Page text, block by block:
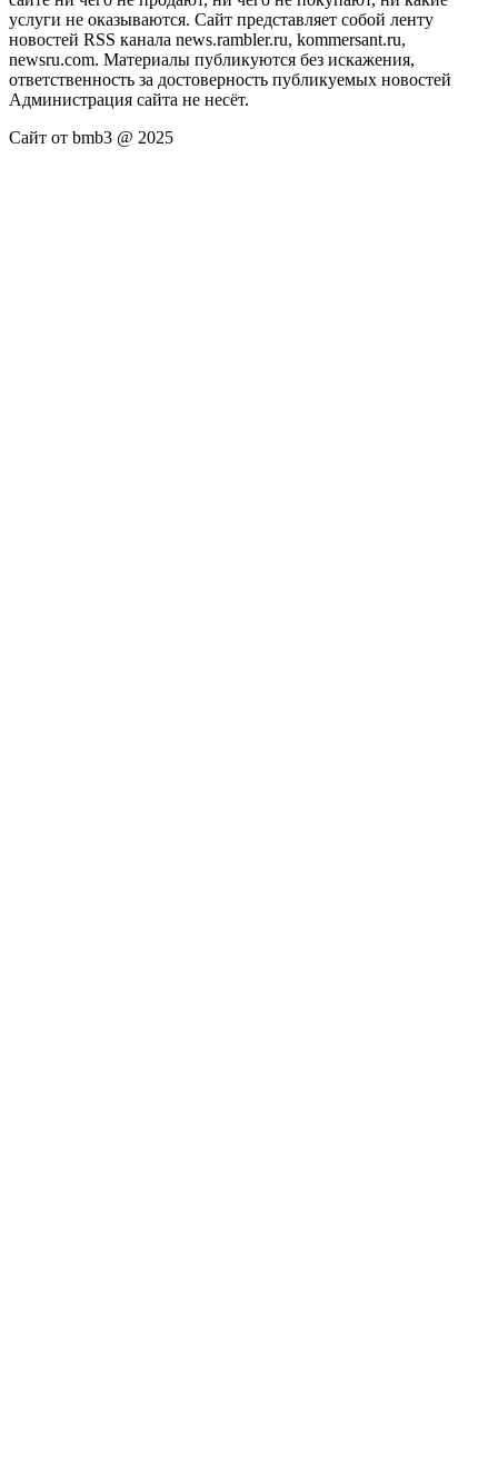
услуги не оказываются. Сайт представляет собой ленту
новостей RSS канала news.rambler.ru, kommersant.ru,
newsru.com. Материалы публикуются без искажения,
ответственность за достоверность публикуемых новостей
Администрация сайта не несёт.
Сайт от bmb3 @ 2025